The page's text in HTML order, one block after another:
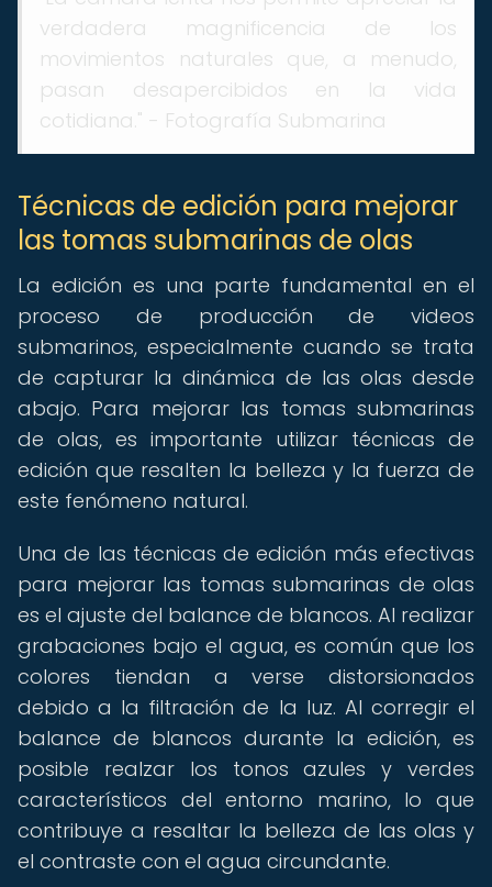
verdadera magnificencia de los
movimientos naturales que, a menudo,
pasan desapercibidos en la vida
cotidiana." - Fotografía Submarina
Técnicas de edición para mejorar
las tomas submarinas de olas
La edición es una parte fundamental en el
proceso de producción de videos
submarinos, especialmente cuando se trata
de capturar la dinámica de las olas desde
abajo. Para mejorar las tomas submarinas
de olas, es importante utilizar técnicas de
edición que resalten la belleza y la fuerza de
este fenómeno natural.
Una de las técnicas de edición más efectivas
para mejorar las tomas submarinas de olas
es el ajuste del balance de blancos. Al realizar
grabaciones bajo el agua, es común que los
colores tiendan a verse distorsionados
debido a la filtración de la luz. Al corregir el
balance de blancos durante la edición, es
posible realzar los tonos azules y verdes
característicos del entorno marino, lo que
contribuye a resaltar la belleza de las olas y
el contraste con el agua circundante.